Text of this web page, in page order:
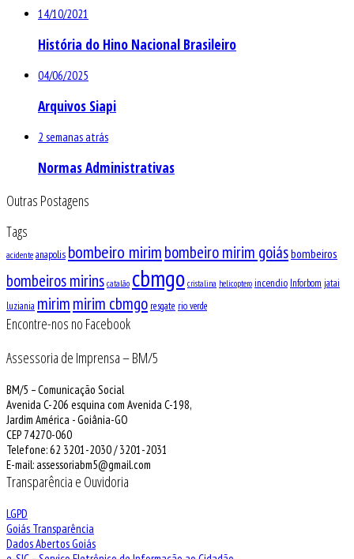
14/10/2021
História do Hino Nacional Brasileiro
04/06/2025
Arquivos Siapi
2 semanas atrás
Normas Administrativas
Outras Postagens
Tags
acidente anapolis bombeiro mirimbombeiro mirim goiásbombeiros
bombeiros mirins catalão cbmgo cristalina helicoptero incendio Inforbom jatai
luziania mirimmirim cbmgo resgate rio verde
Encontre-nos no Facebook
Assessoria de Imprensa – BM/5
BM/5 – Comunicação Social
Avenida C-206 esquina com Avenida C-198,
Jardim América - Goiânia-GO
CEP 74270-060
Telefone: 62 3201-2030 / 3201-2031
E-mail: assessoriabm5@gmail.com
Transparência e Ouvidoria
LGPD
Goiás Transparência
Dados Abertos Goiás